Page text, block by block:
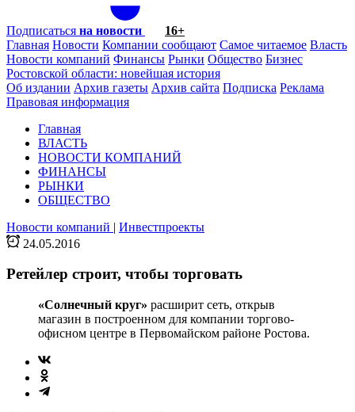
Подписаться на новости
16+
Главная Новости Компании сообщают Самое читаемое Власть
Новости компаний Финансы Рынки Общество Бизнес
Ростовской области: новейшая история
Об издании Архив газеты Архив сайта Подписка Реклама
Правовая информация
Главная
ВЛАСТЬ
НОВОСТИ КОМПАНИЙ
ФИНАНСЫ
РЫНКИ
ОБЩЕСТВО
Новости компаний | Инвестпроекты
24.05.2016
Ретейлер строит, чтобы торговать
«Солнечный круг» расширит сеть, открыв
магазин в построенном для компании торгово-
офисном центре в Первомайском районе Ростова.